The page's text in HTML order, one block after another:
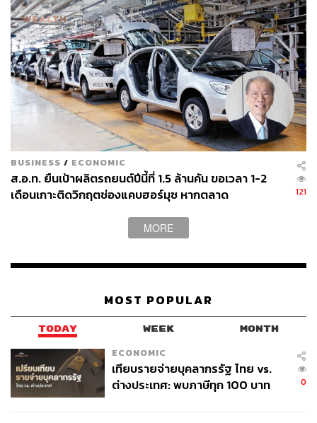
ผ่านการจัดการกระบวนการตลอดวงจรชีวิตผลิตภัณฑ์ (Life
Cycle Assessment) เพื่อลดผลกระทบต่อสิ่งแวดล้อม
BUSINESS / ECONOMIC
ส.อ.ท. ยืนเป้าผลิตรถยนต์ปีนี้ที่ 1.5 ล้านคัน ขอเวลา 1-2
เดือนเกาะติดวิกฤตช่องแคบฮอร์มุซ หากตลาด
121
MORE
MOST POPULAR
TODAY WEEK MONTH
ECONOMIC
เทียบรายจ่ายบุคลากรรัฐ ไทย vs.
ต่างประเทศ: พบภาษีทุก 100 บาท
0